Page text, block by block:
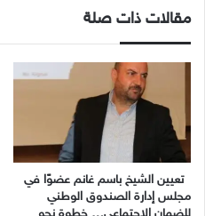
مقالات ذات صلة
تعيين الشيخ باسم غانم عضوًا في
مجلس إدارة الصندوق الوطني